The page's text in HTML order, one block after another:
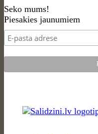
Seko mums!
Piesakies jaunumiem